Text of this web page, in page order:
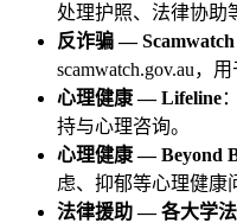
处理护照、法律协助
反诈骗 —
scamwatch.gov.au，
心理健康 — Lifeline
持与心理咨询。
心理健康 — Beyond
虑、抑郁等心理健康
法律援助 — 各大学